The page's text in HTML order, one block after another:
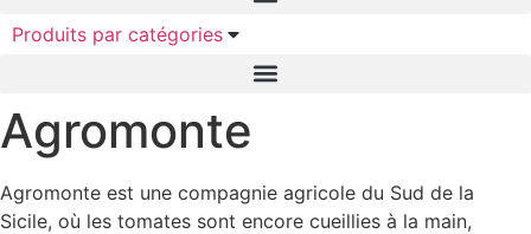
Produits par catégories
Agromonte
Agromonte est une compagnie agricole du Sud de la
Sicile, où les tomates sont encore cueillies à la main,